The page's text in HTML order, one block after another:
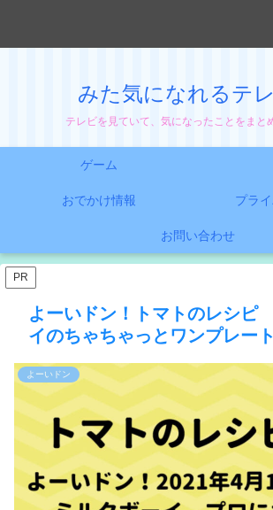
みた気になれるテ
テレビを見ていて、気になったことをまと
ゲーム
おでかけ情報 プラ
お問い合わせ
PR
よーいドン！トマトのレシピ
イのちゃちゃっとワンプレート
よーいドン